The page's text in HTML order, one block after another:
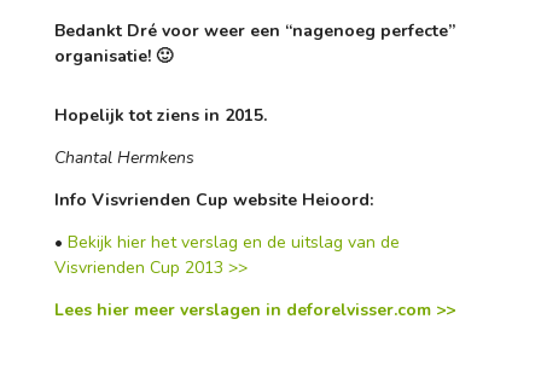
Bedankt Dré voor weer een “nagenoeg perfecte”
organisatie! 🙂
Hopelijk tot ziens in 2015.
Chantal Hermkens
Info Visvrienden Cup website Heioord:
• Bekijk hier het verslag en de uitslag van de
Visvrienden Cup 2013 >>
Lees hier meer verslagen in deforelvisser.com >>